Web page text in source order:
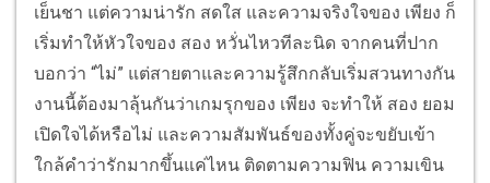
เย็นชา แต่ความน่ารัก สดใส และความจริงใจของ เพียง ก็
เริ่มทำให้หัวใจของ สอง หวั่นไหวทีละนิด จากคนที่ปาก
บอกว่า “ไม่” แต่สายตาและความรู้สึกกลับเริ่มสวนทางกัน
งานนี้ต้องมาลุ้นกันว่าเกมรุกของ เพียง จะทำให้ สอง ยอม
เปิดใจได้หรือไม่ และความสัมพันธ์ของทั้งคู่จะขยับเข้า
ใกล้คำว่ารักมากขึ้นแค่ไหน ติดตามความฟิน ความเขิน